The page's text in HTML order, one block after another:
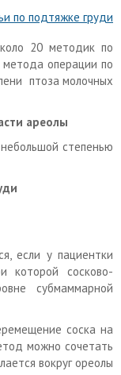
по подтяжке груди
20 методик по
операции по
птоза молочных
ареолы
степенью
если у пациентки
которой сосково-
субмаммарной
соска на
можно сочетать
вокруг ореолы